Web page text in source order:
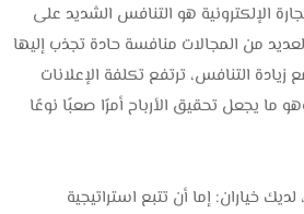
الإلكترونية هو التنافس الشديد على
من المجالات منافسة حادة تجذب إليها
زيادة التنافس، ترتفع تكلفة الإعلانات
ما يجعل تحقيق الأرباح أمرًا صعبًا نوعًا
خياران: إما أن تتبع استراتيجية